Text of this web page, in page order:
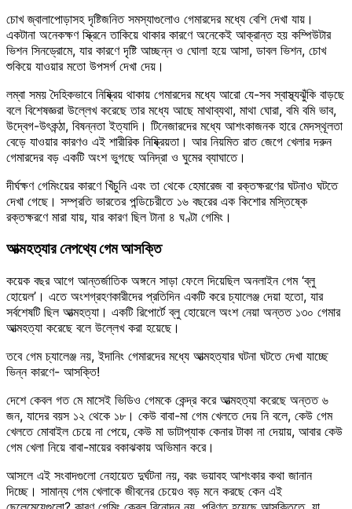
চোখ জ্বালাপোড়াসহ দৃষ্টিজনিত সমস্যাগুলোও গেমারদের মধ্যে বেশি দেখা যায়।
একটানা অনেকক্ষণ স্ক্রিনে তাকিয়ে থাকার কারণে অনেকেই আক্রান্ত হয় কম্পিউটার
ভিশন সিনড্রোমে, যার কারণে দৃষ্টি আচ্ছন্ন ও ঘোলা হয়ে আসা, ডাবল ভিশন, চোখ
শুকিয়ে যাওয়ার মতো উপসর্গ দেখা দেয়।
লম্বা সময় দৈহিকভাবে নিষ্ক্রিয় থাকায় গেমারদের মধ্যে আরো যে-সব স্বাস্থ্যঝুঁকি বাড়ছে
বলে বিশেষজ্ঞরা উল্লেখ করেছে তার মধ্যে আছে মাথাব্যথা, মাথা ঘোরা, বমি বমি ভাব,
উদ্বেগ-উৎকন্ঠা, বিষন্নতা ইত্যাদি। টিনেজারদের মধ্যে আশংকাজনক হারে মেদস্থূলতা
বেড়ে যাওয়ার কারণও এই শারীরিক নিষ্ক্রিয়তা। আর নিয়মিত রাত জেগে খেলার দরুন
গেমারদের বড় একটি অংশ ভুগছে অনিদ্রা ও ঘুমের ব্যাঘাতে।
দীর্ঘক্ষণ গেমিংয়ের কারণে খিঁচুনি এবং তা থেকে হেমারেজ বা রক্তক্ষরণের ঘটনাও ঘটতে
দেখা গেছে। সম্প্রতি ভারতের পন্ডিচেরীতে ১৬ বছরের এক কিশোর মস্তিষ্কে
রক্তক্ষরণে মারা যায়, যার কারণ ছিল টানা ৪ ঘণ্টা গেমিং।
আত্মহত্যার নেপথ্যে গেম আসক্তি
কয়েক বছর আগে আন্তর্জাতিক অঙ্গনে সাড়া ফেলে দিয়েছিল অনলাইন গেম ‘ব্লু
হোয়েল’। এতে অংশগ্রহণকারীদের প্রতিদিন একটি করে চ্যালেঞ্জ দেয়া হতো, যার
সর্বশেষটি ছিল আত্মহত্যা। একটি রিপোর্টে ব্লু হোয়েলে অংশ নেয়া অন্তত ১৩০ গেমার
আত্মহত্যা করেছে বলে উল্লেখ করা হয়েছে।
তবে গেম চ্যালেঞ্জ নয়, ইদানিং গেমারদের মধ্যে আত্মহত্যার ঘটনা ঘটতে দেখা যাচ্ছে
ভিন্ন কারণে- আসক্তি!
দেশে কেবল গত মে মাসেই ভিডিও গেমকে কেন্দ্র করে আত্মহত্যা করেছে অন্তত ৬
জন, যাদের বয়স ১২ থেকে ১৮। কেউ বাবা-মা গেম খেলতে দেয় নি বলে, কেউ গেম
খেলতে মোবাইল চেয়ে না পেয়ে, কেউ মা ডাটাপ্যাক কেনার টাকা না দেয়ায়, আবার কেউ
গেম খেলা নিয়ে বাবা-মায়ের বকাঝকায় অভিমান করে।
আসলে এই সংবাদগুলো নেহায়েত দুর্ঘটনা নয়, বরং ভয়াবহ আশংকার কথা জানান
দিচ্ছে। সামান্য গেম খেলাকে জীবনের চেয়েও বড় মনে করছে কেন এই